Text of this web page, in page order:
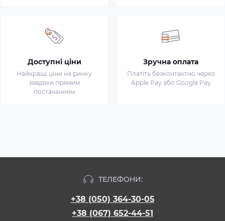
Доступні ціни
Найкращі ціни на ринку
завдяки прямим
постачанням
Зручна оплата
Платіть безконтактно через
Apple Pay або Google Pay
ТЕЛЕФОНИ:
+38 (050) 364-30-05
+38 (067) 652-44-51